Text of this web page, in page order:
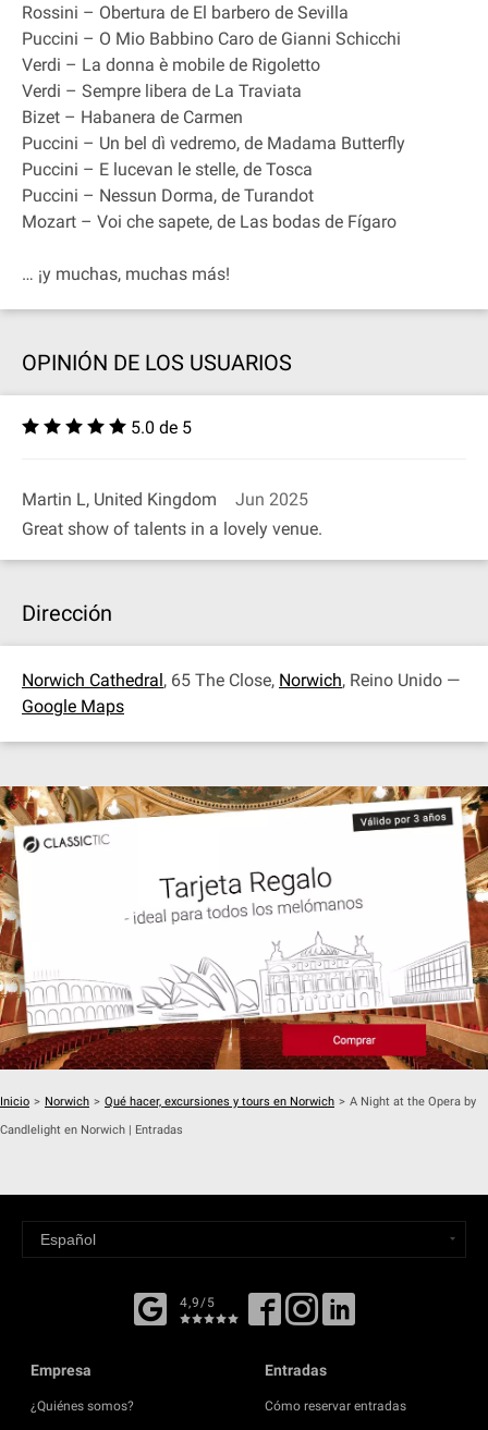
Rossini – Obertura de El barbero de Sevilla
Puccini – O Mio Babbino Caro de Gianni Schicchi
Verdi – La donna è mobile de Rigoletto
Verdi – Sempre libera de La Traviata
Bizet – Habanera de Carmen
Puccini – Un bel dì vedremo, de Madama Butterfly
Puccini – E lucevan le stelle, de Tosca
Puccini – Nessun Dorma, de Turandot
Mozart – Voi che sapete, de Las bodas de Fígaro
… ¡y muchas, muchas más!
OPINIÓN DE LOS USUARIOS
5.0 de 5
Martin L, United Kingdom
Jun 2025
Great show of talents in a lovely venue.
Dirección
Norwich Cathedral, 65 The Close, Norwich, Reino Unido —
Google Maps
Inicio > Norwich > Qué hacer, excursiones y tours en Norwich > A Night at the Opera by
Candlelight en Norwich | Entradas
4,9/5
Empresa
¿Quiénes somos?
Entradas
Cómo reservar entradas